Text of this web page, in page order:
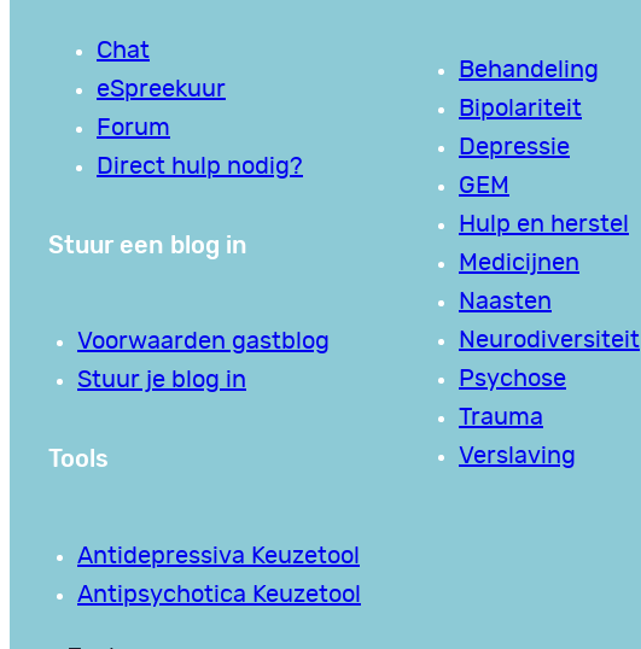
Chat
eSpreekuur
Forum
Direct hulp nodig?
Stuur een blog in
Voorwaarden gastblog
Stuur je blog in
Tools
Antidepressiva Keuzetool
Antipsychotica Keuzetool
Behandeling
Bipolariteit
Depressie
GEM
Hulp en herstel
Medicijnen
Naasten
Neurodiversiteit
Psychose
Trauma
Verslaving